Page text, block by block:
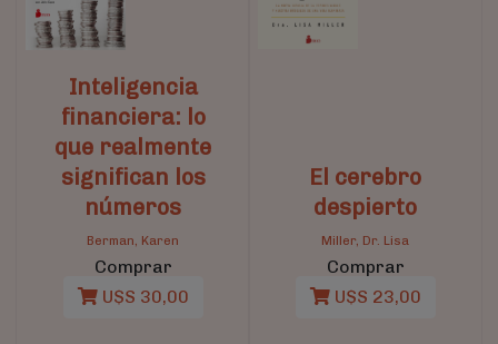
Inteligencia
financiera: lo
que realmente
significan los
números
Berman, Karen
Comprar
U$S 30,00
El cerebro
despierto
Miller, Dr. Lisa
Comprar
U$S 23,00